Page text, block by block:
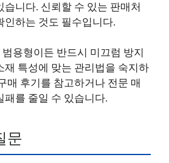
습니다. 신뢰할 수 있는 판매처
인하는 것도 필수입니다.
용형이든 반드시 미끄럼 방지
재 특성에 맞는 관리법을 숙지하
매 후기를 참고하거나 전문 매
패를 줄일 수 있습니다.
문